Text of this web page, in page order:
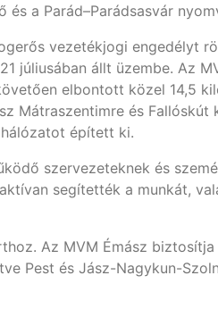
a Parád–Parádsasvár
vezetékjogi engedélyt
júliusában állt üzembe. Az
elbontott közel 14,5
Mátraszentimre és
épített ki.
szervezeteknek és
segítették a munkát,
Az MVM Émász
Pest és Jász-Nagykun-